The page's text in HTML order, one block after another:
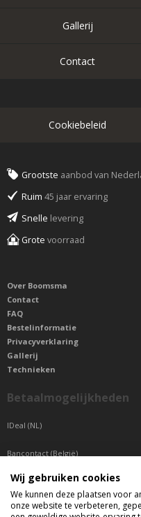
Gallerij
Contact
Cookiebeleid
Grootste aanbod van
Ruim 45 jaar ervaring
Snelle levering
Grote voorraad
Over Boomsma
Contact
FAQ
Bestelinformatie
Privacyverklaring
Gallerij
Technieken
Betaalmogelijkheden
IDeal (NL)
Bancontact (België)
Sepa betaling (Overige landen)
Telefonisch bereikbaar
Wij gebruiken cookies
We kunnen deze plaatsen voor
onze website te verbeteren,